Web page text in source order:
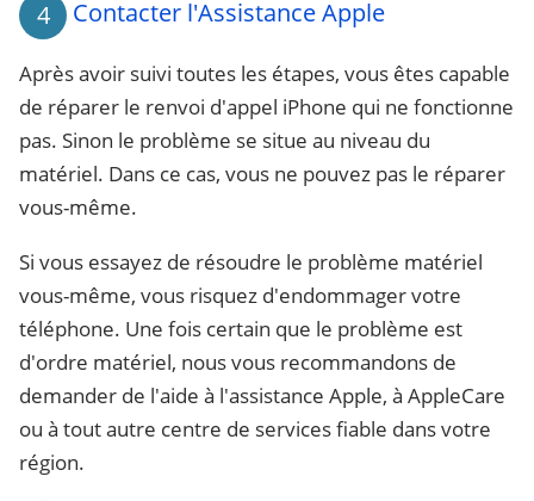
4 Contacter l'Assistance Apple
Après avoir suivi toutes les étapes, vous êtes capable
de réparer le renvoi d'appel iPhone qui ne fonctionne
pas. Sinon le problème se situe au niveau du
matériel. Dans ce cas, vous ne pouvez pas le réparer
vous-même.
Si vous essayez de résoudre le problème matériel
vous-même, vous risquez d'endommager votre
téléphone. Une fois certain que le problème est
d'ordre matériel, nous vous recommandons de
demander de l'aide à l'assistance Apple, à AppleCare
ou à tout autre centre de services fiable dans votre
région.